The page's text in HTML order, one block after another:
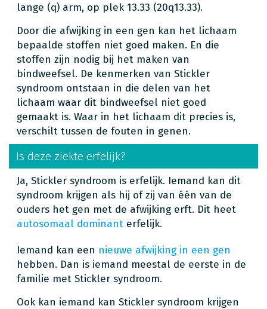
lange (q) arm, op plek 13.33 (20q13.33).
Door die afwijking in een gen kan het lichaam
bepaalde stoffen niet goed maken. En die
stoffen zijn nodig bij het maken van
bindweefsel. De kenmerken van Stickler
syndroom ontstaan in die delen van het
lichaam waar dit bindweefsel niet goed
gemaakt is. Waar in het lichaam dit precies is,
verschilt tussen de fouten in genen.
Is deze ziekte erfelijk?
Ja, Stickler syndroom is erfelijk. Iemand kan dit
syndroom krijgen als hij of zij van één van de
ouders het gen met de afwijking erft. Dit heet
autosomaal dominant erfelijk.
Iemand kan een nieuwe afwijking in een gen
hebben. Dan is iemand meestal de eerste in de
familie met Stickler syndroom.
Ook kan iemand kan Stickler syndroom krijgen